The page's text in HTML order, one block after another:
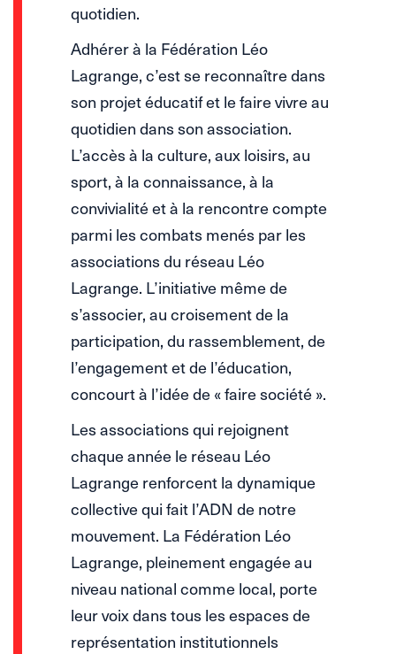
quotidien.
Adhérer à la Fédération Léo
Lagrange, c’est se reconnaître dans
son projet éducatif et le faire vivre au
quotidien dans son association.
L’accès à la culture, aux loisirs, au
sport, à la connaissance, à la
convivialité et à la rencontre compte
parmi les combats menés par les
associations du réseau Léo
Lagrange. L’initiative même de
s’associer, au croisement de la
participation, du rassemblement, de
l’engagement et de l’éducation,
concourt à l’idée de « faire société ».
Les associations qui rejoignent
chaque année le réseau Léo
Lagrange renforcent la dynamique
collective qui fait l’ADN de notre
mouvement. La Fédération Léo
Lagrange, pleinement engagée au
niveau national comme local, porte
leur voix dans tous les espaces de
représentation institutionnels